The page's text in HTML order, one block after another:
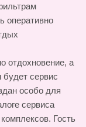
оперативно
отдохновение, а
сервис
особо для
сервиса
Гость